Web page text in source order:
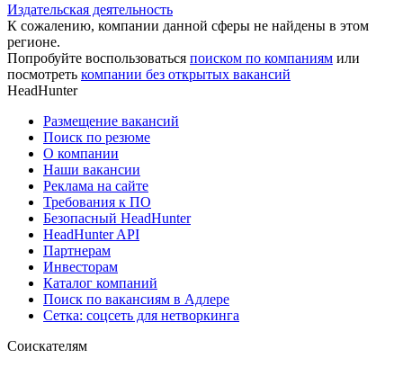
Издательская деятельность
К сожалению, компании данной сферы не найдены в этом
регионе.
Попробуйте воспользоваться поиском по компаниям или
посмотреть компании без открытых вакансий
HeadHunter
Размещение вакансий
Поиск по резюме
О компании
Наши вакансии
Реклама на сайте
Требования к ПО
Безопасный HeadHunter
HeadHunter API
Партнерам
Инвесторам
Каталог компаний
Поиск по вакансиям в Адлере
Сетка: соцсеть для нетворкинга
Соискателям